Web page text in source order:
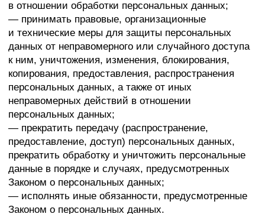
5.2. Обработка персональных данных
определенных и законных целей. Не допускается
обработка персональных данных, несовместимая
с целями сбора персональных данных.
5.3. Не допускается объединение баз данных,
содержащих персональные данные, обработка
которых осуществляется в целях, несовместимых
5.4. Обработке подлежат только персональные
данные, которые отвечают целям их обработки.
5.5. Содержание и объем обрабатываемых
персональных данных соответствуют заявленным
целям обработки. Не допускается избыточность
обрабатываемых персональных данных
по отношению к заявленным целям их обработки.
5.6. При обработке персональных данных
обеспечивается точность персональных данных,
их достаточность, а в необходимых случаях
и актуальность по отношению к целям обработки
персональных данных. Оператор принимает
необходимые меры и/или обеспечивает их принятие